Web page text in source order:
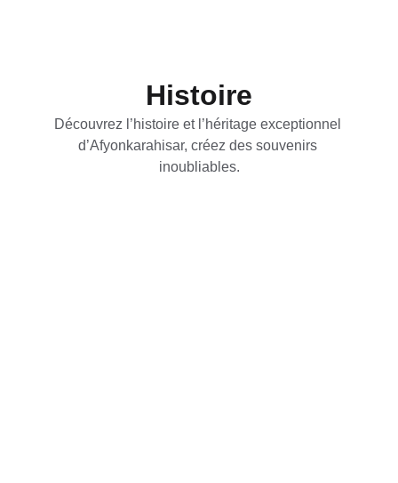
Histoire
Découvrez l’histoire et l’héritage exceptionnel
d’Afyonkarahisar, créez des souvenirs
inoubliables.